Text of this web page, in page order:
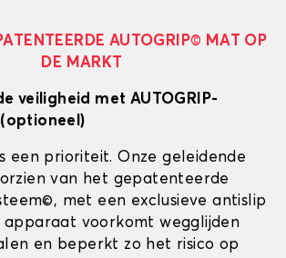
AUTOGRIP© MAT OP
DE MARKT
veiligheid met AUTOGRIP-
een prioriteit. Onze geleidende
van het gepatenteerde
met een exclusieve antislip
apparaat voorkomt wegglijden
en beperkt zo het risico op